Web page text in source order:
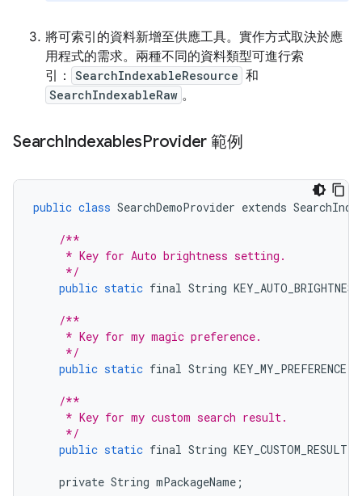
將可索引的資料新增至供應工具。實作方式取決於應
用程式的需求。兩種不同的資料類型可進行索
引：
SearchIndexableResource 和
SearchIndexableRaw 。
SearchIndexablesProvider 範例
public class SearchDemoProvider extends
/**
     * Key for Auto brightness setting.
     */
public static final String KEY_AUTO_BRIGHTNESS
/**
     * Key for my magic preference.
     */
public static final String KEY_MY_PREFERENCE
/**
     * Key for my custom search result.
     */
public static final String KEY_CUSTOM_RESULT
private String mPackageName ;